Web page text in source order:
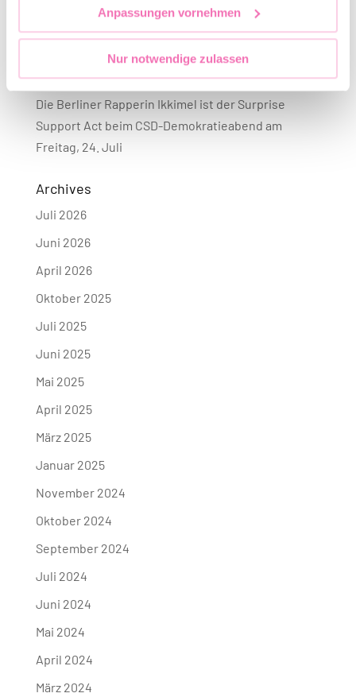
Anpassungen vornehmen
Nur notwendige zulassen
zum Anschlag beim 48. CSD
Aktuelle Informationen
Die Berliner Rapperin Ikkimel ist der Surprise
Support Act beim CSD-Demokratieabend am
Freitag, 24. Juli
Archives
Juli 2026
Juni 2026
April 2026
Oktober 2025
Juli 2025
Juni 2025
Mai 2025
April 2025
März 2025
Januar 2025
November 2024
Oktober 2024
September 2024
Juli 2024
Juni 2024
Mai 2024
April 2024
März 2024